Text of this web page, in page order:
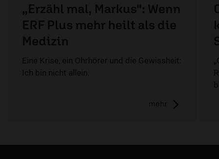
„Erzähl mal, Markus": Wenn
ERF Plus mehr heilt als die
Medizin
Eine Krise, ein Ohrhörer und die Gewissheit:
Ich bin nicht allein.
mehr